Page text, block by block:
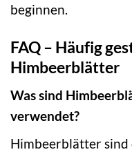
beginnen.
FAQ – Häufig
Himbeerblätter
Was sind
verwendet?
Himbeerblätter sind